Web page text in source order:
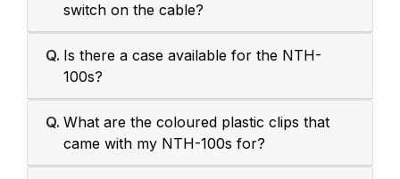
switch on the cable?
Q. Is there a case available for the NTH-
100s?
Q. What are the coloured plastic clips that
came with my NTH-100s for?